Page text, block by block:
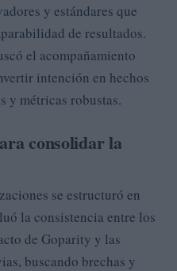
y estándares que
de resultados.
el acompañamiento
intención en hechos
y métricas robustas.
consolidar la
se estructuró en
la consistencia entre los
de Goparity y las
buscando brechas y